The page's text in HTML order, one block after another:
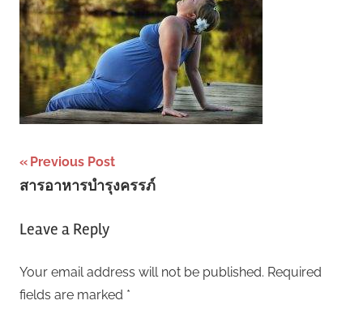
Post
navigation
Previous Post
สารอาหารบำรุงครรภ์
Leave a Reply
Your email address will not be published. Required
fields are marked *